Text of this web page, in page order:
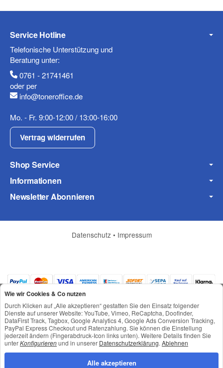
Mobiltelefon
Frage zum Artikel
Ihre Frage
Service Hotline
Telefonische Unterstützung und
Beratung unter:
0761 - 21741461
oder per
info@toneroffice.de
Mo. - Fr. 9:00-12:00 / 13:00-16:00
Vertrag widerrufen
Shop Service
Informationen
Newsletter Abonnieren
Datenschutz • Impressum
*Alle Preise inkl. gesetzlicher USt., zzgl.Versand
© © Toneroffice.de
Powered by
JTL-Shop
Wie wir Cookies & Co nutzen
Durch Klicken auf „Alle akzeptieren“ gestatten Sie den Einsatz folgender
Dienste auf unserer Website: YouTube, Vimeo, ReCaptcha, Doofinder,
DataFirst Track, Tagbox, Google Analytics 4, Google Ads Conversion Tracking,
PayPal Express Checkout und Ratenzahlung. Sie können die Einstellung
jederzeit ändern (Fingerabdruck-Icon links unten). Weitere Details finden Sie
unterKonfigurierenund in unserer Datenschutzerklärung. Ablehnen
Alle akzeptieren